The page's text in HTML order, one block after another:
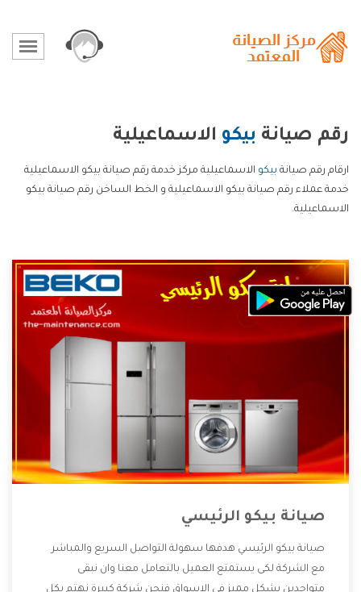
رقم صيانة بيكو الاسماعيلية
ارقام رقم صيانة بيكو الاسماعيلية مركز خدمة رقم صيانة بيكو الاسماعيلية
خدمة عملاء رقم صيانة بيكو الاسماعيلية و الخط الساخن رقم صيانة بيكو
الاسماعيلية.
صيانة بيكو الرئيسي
صيانة بيكو الرئيسي هدفها سهولة التواصل السريع والمباشر
مع الشركة لكى يستمتع العميل بالتعامل معنا وان نبقى